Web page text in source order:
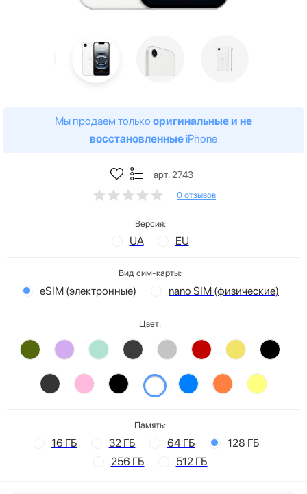
Мы продаем только оригинальные и не
восстановленные iPhone
арт. 2743
0 отзывов
Версия:
UA EU
Вид сим-карты:
eSIM (электронные) nano SIM (физические)
Цвет:
Память:
16 ГБ 32 ГБ 64 ГБ
128 ГБ
256 ГБ
512 ГБ